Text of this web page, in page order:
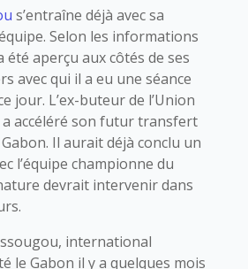
s’entraîne déjà avec sa
Selon les informations
été aperçu aux côtés de ses
avec qui il a eu une séance
jour. L’ex-buteur de l’Union
a accéléré son futur transfert
Il aurait déjà conclu un
l’équipe championne du
devrait intervenir dans
international
le Gabon il y a quelques mois